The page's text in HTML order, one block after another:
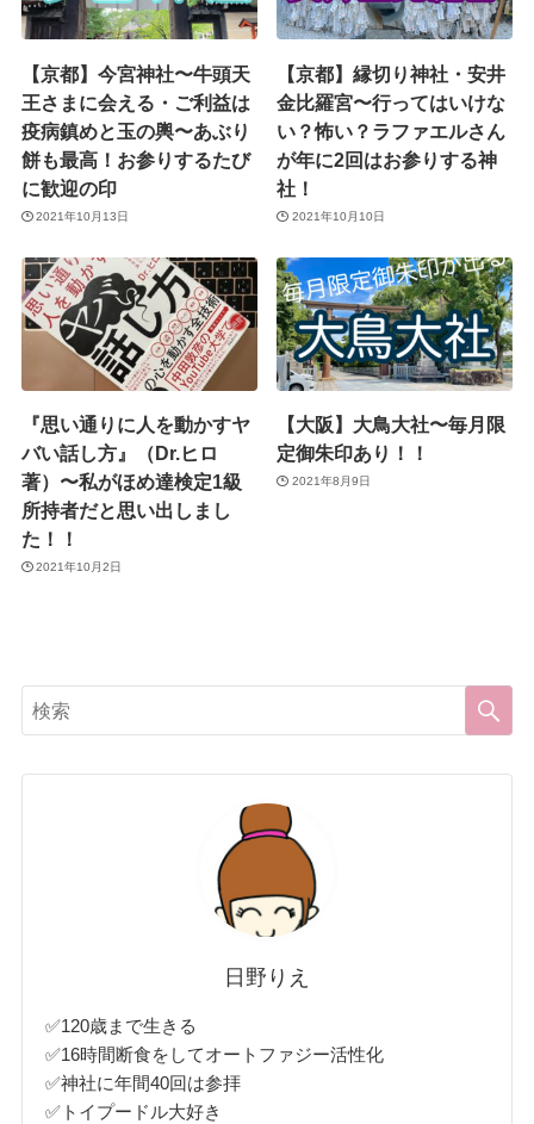
【京都】今宮神社〜牛頭天
王さまに会える・ご利益は
疫病鎮めと玉の輿〜あぶり
餅も最高！お参りするたび
に歓迎の印
2021年10月13日
【京都】縁切り神社・安井
金比羅宮〜行ってはいけな
い？怖い？ラファエルさん
が年に2回はお参りする神
社！
2021年10月10日
『思い通りに人を動かすヤ
バい話し方』（Dr.ヒロ
著）〜私がほめ達検定1級
所持者だと思い出しまし
た！！
2021年10月2日
【大阪】大鳥大社〜毎月限
定御朱印あり！！
2021年8月9日
日野りえ
✅120歳まで生きる
✅16時間断食をしてオートファジー活性化
✅神社に年間40回は参拝
✅トイプードル大好き